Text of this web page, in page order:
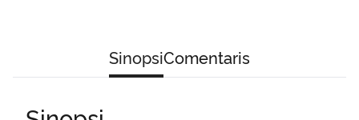
SinopsiComentaris